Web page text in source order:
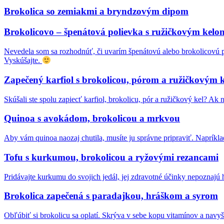
Brokolica so zemiakmi a bryndzovým dipom
Brokolicovo – špenátová polievka s ružičkovým
Nevedela som sa rozhodnúť, či uvarím špenátovú alebo
Vyskúšajte.
Zapečený karfiol s brokolicou, pórom a ružičkovým
Skúšali ste spolu zapiecť karfiol, brokolicu, pór a ružičkový kel? Ak
Quinoa s avokádom, brokolicou a mrkvou
Aby vám quinoa naozaj chutila, musíte ju správne pripraviť.
Tofu s kurkumou, brokolicou a ryžovými rezancami
Pridávajte kurkumu do svojich jedál, jej zdravotné účinky nepoznajú
Brokolica zapečená s paradajkou, hráškom a syrom
Obľúbiť si brokolicu sa oplatí. Skrýva v sebe kopu vitamínov a